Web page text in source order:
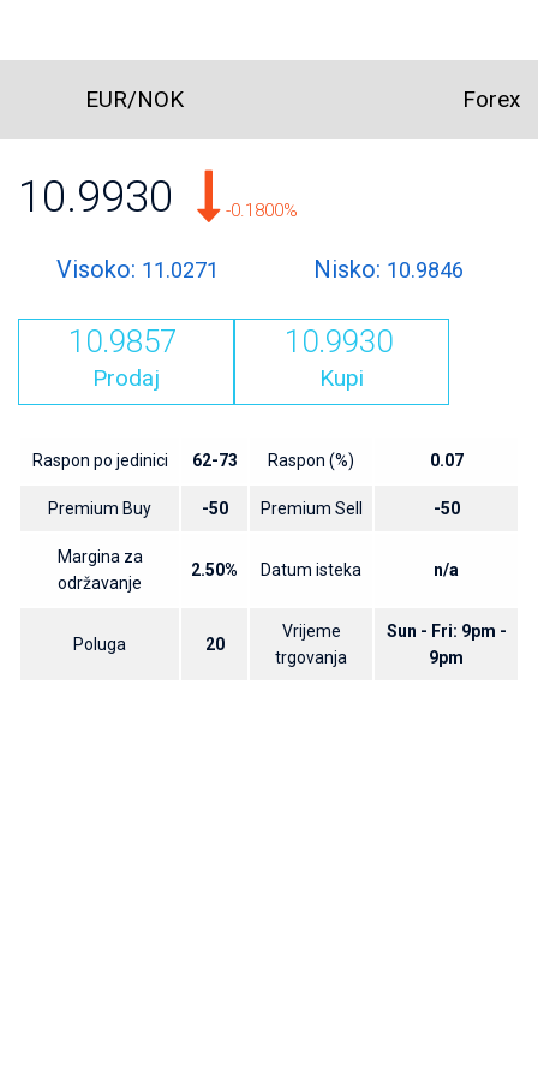
EUR/NOK Forex
10.9930 -0.1800%
Visoko: 11.0271 Nisko: 10.9846
10.9857
Prodaj
10.9930
Kupi
Raspon po jedinici 62-73 Raspon (%) 0.07
Premium Buy -50 Premium Sell -50
Margina za
održavanje
2.50% Datum isteka n/a
Poluga 20
Vrijeme
trgovanja
Sun - Fri: 9pm -
9pm